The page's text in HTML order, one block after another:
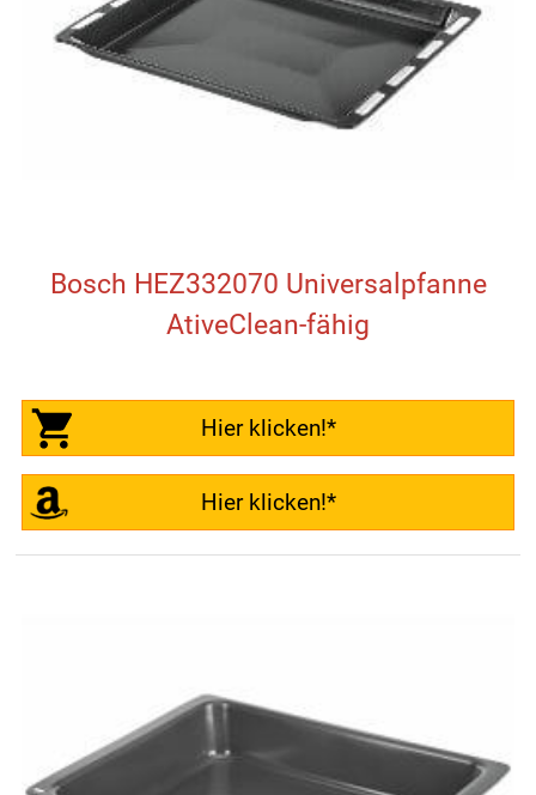
Bosch HEZ332070 Universalpfanne
AtiveClean-fähig
Hier klicken!*
Hier klicken!*